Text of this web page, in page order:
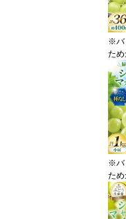
ャ
ウ
果
フト
※バ
た
税
ャ
約
約
県
ャ
ウ
果
フト
※バ
た
税
あ
先